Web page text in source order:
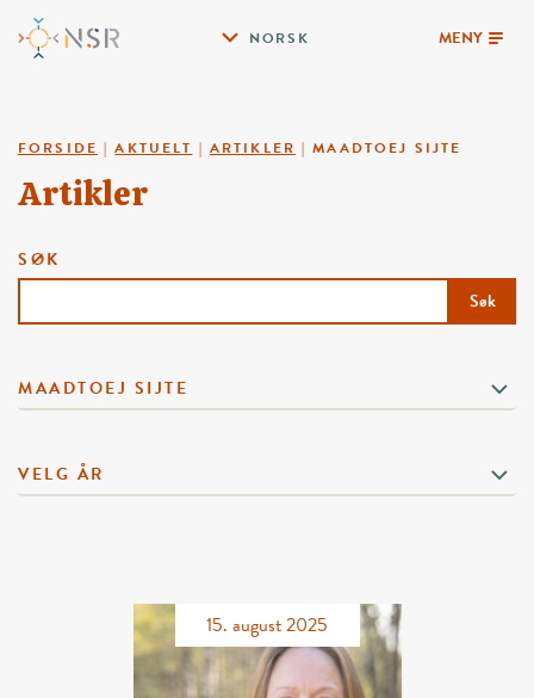
NORSK MENY
FORSIDE |AKTUELT | ARTIKLER |MAADTOEJ SIJTE
Artikler
SØK
Søk
MAADTOEJ SIJTE
VELG ÅR
15. august 2025